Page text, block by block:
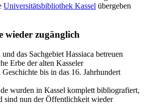
Universitätsbibliothek Kassel übergeben
wieder zugänglich
das Sachgebiet Hassiaca betreuen
Erbe der alten Kasseler
bis in das 16. Jahrhundert
wurden in Kassel komplett bibliografiert,
sind nun der Öffentlichkeit wieder